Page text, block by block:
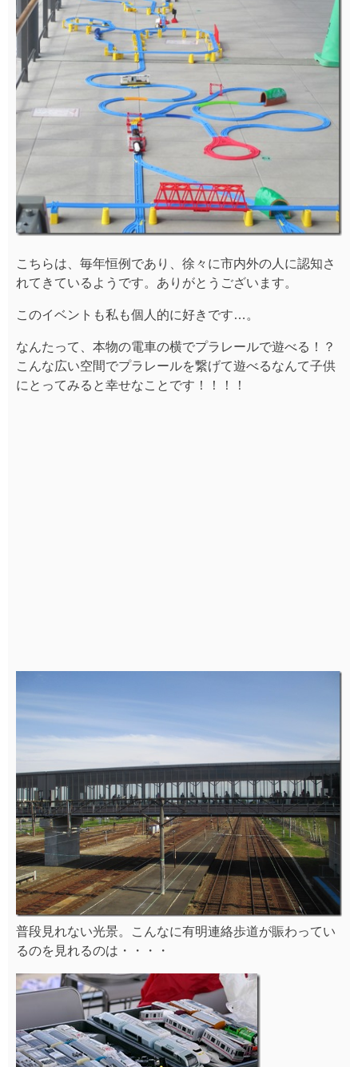
こちらは、毎年恒例であり、徐々に市内外の人に認知さ
れてきているようです。ありがとうございます。
このイベントも私も個人的に好きです…。
なんたって、本物の電車の横でプラレールで遊べる！？
こんな広い空間でプラレールを繋げて遊べるなんて子供
にとってみると幸せなことです！！！！
電車もレールもこ～んなにいっぱい！